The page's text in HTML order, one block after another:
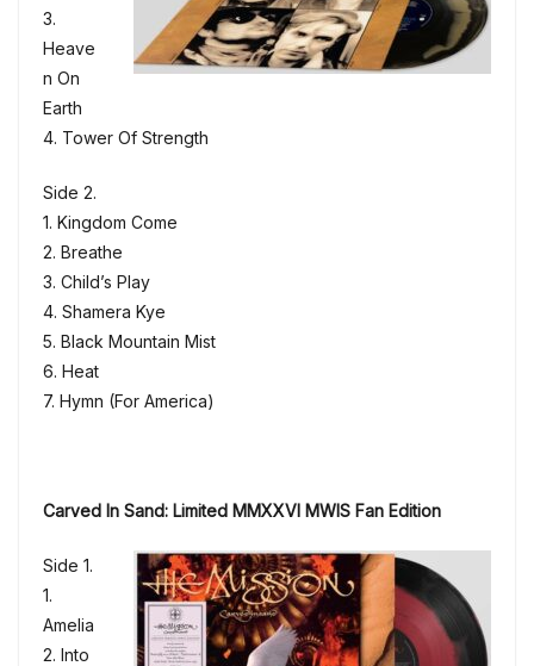
3.
Heave
n On
Earth
4. Tower Of Strength
Side 2.
1. Kingdom Come
2. Breathe
3. Child’s Play
4. Shamera Kye
5. Black Mountain Mist
6. Heat
7. Hymn (For America)
Carved In Sand: Limited MMXXVI MWIS Fan Edition
Side 1.
1.
Amelia
2. Into